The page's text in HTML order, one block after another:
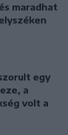
maradhat
egy
a
volt a